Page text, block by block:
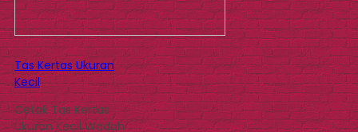
Tas Kertas Ukuran
Kecil
Cetak Tas Kertas
Ukuran Kecil Wadah